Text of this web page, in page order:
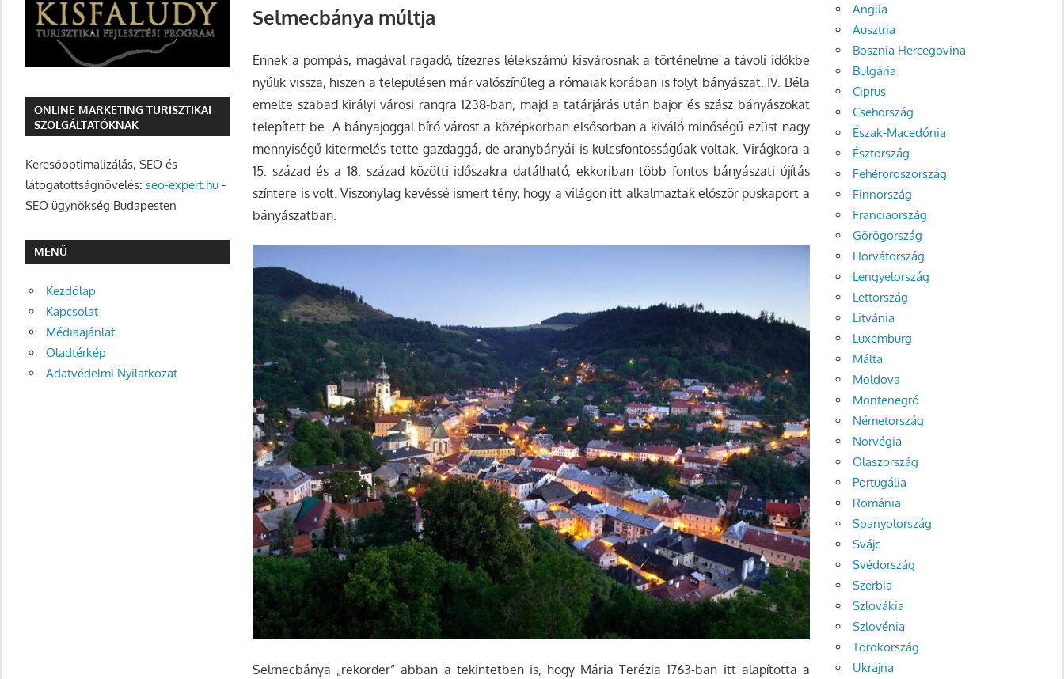
Selmecbánya múltja
Ennek a pompás, magával ragadó, tízezres lélekszámú kisvárosnak a történelme a távoli időkbe
nyúlik vissza, hiszen a településen már valószínűleg a rómaiak korában is folyt bányászat. IV. Béla
emelte szabad királyi városi rangra 1238-ban, majd a tatárjárás után bajor és szász bányászokat
telepített be. A bányajoggal bíró várost a középkorban elsősorban a kiváló minőségű ezüst nagy
mennyiségű kitermelés tette gazdaggá, de aranybányái is kulcsfontosságúak voltak. Virágkora a
15. század és a 18. század közötti időszakra datálható, ekkoriban több fontos bányászati újítás
színtere is volt. Viszonylag kevéssé ismert tény, hogy a világon itt alkalmaztak először puskaport a
bányászatban.
Selmecbánya „rekorder” abban a tekintetben is, hogy Mária Terézia 1763-ban itt alapította a
ONLINE MARKETING TURISZTIKAI
SZOLGÁLTATÓKNAK
Keresőoptimalizálás, SEO és
látogatottságnövelés: seo-expert.hu -
SEO ügynökség Budapesten
MENÜ
Kezdőlap
Kapcsolat
Médiaajánlat
Oladtérkép
Adatvédelmi Nyilatkozat
Anglia
Ausztria
Bosznia Hercegovina
Bulgária
Ciprus
Csehország
Észak-Macedónia
Észtország
Fehéroroszország
Finnország
Franciaország
Görögország
Horvátország
Lengyelország
Lettország
Litvánia
Luxemburg
Málta
Moldova
Montenegró
Németország
Norvégia
Olaszország
Portugália
Románia
Spanyolország
Svájc
Svédország
Szerbia
Szlovákia
Szlovénia
Törökország
Ukrajna